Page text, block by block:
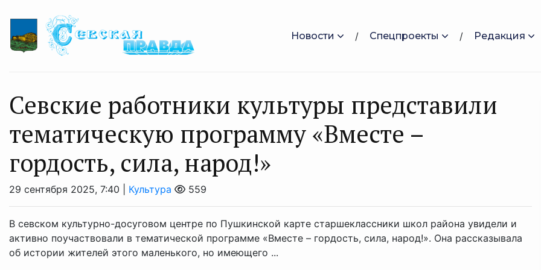
Новости Спецпроекты Редакция
Севские работники культуры представили
тематическую программу «Вместе –
гордость, сила, народ!»
29 сентября 2025, 7:40 | Культура 559
В севском культурно-досуговом центре по Пушкинской карте старшеклассники школ района увидели и
активно поучаствовали в тематической программе «Вместе – гордость, сила, народ!». Она рассказывала
об истории жителей этого маленького, но имеющего ...